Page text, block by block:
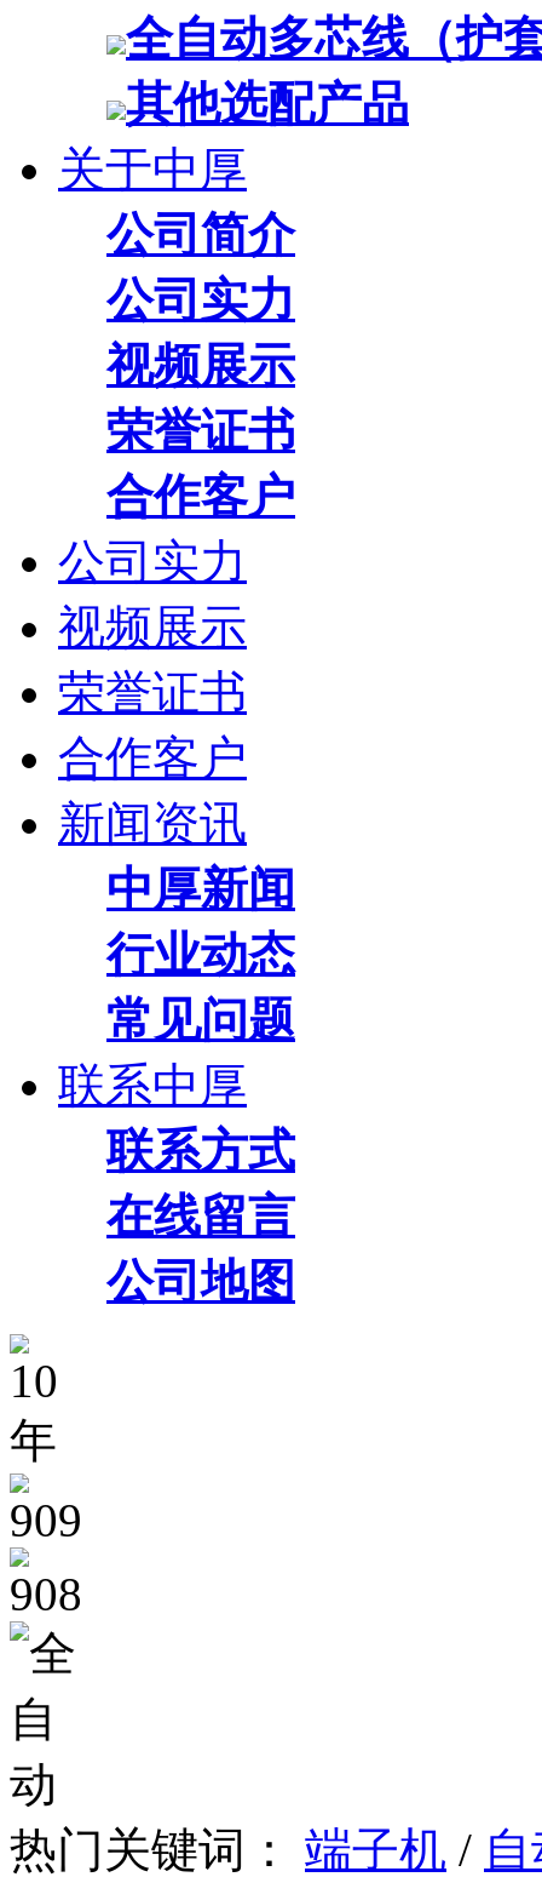
全自动多芯线（护
其他选配产品
关于中厚
公司简介
公司实力
视频展示
荣誉证书
合作客户
公司实力
视频展示
荣誉证书
合作客户
新闻资讯
中厚新闻
行业动态
常见问题
联系中厚
联系方式
在线留言
公司地图
热门关键词： 端子机 /